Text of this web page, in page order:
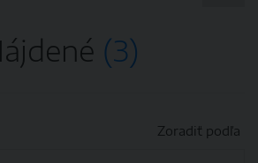
(3)
Zoradiť podľa